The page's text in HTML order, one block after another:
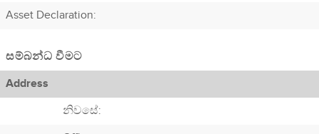
Asset Declaration:
සම්බන්ධ වීමට
Address
නිවසේ: